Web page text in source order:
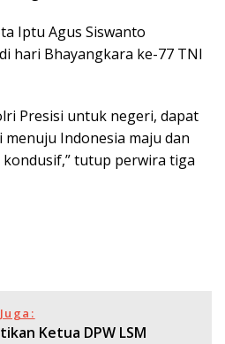
Iptu Agus Siswanto
hari Bhayangkara ke-77 TNI
Presisi untuk negeri, dapat
menuju Indonesia maju dan
tutup perwira tiga
Ketua DPW LSM